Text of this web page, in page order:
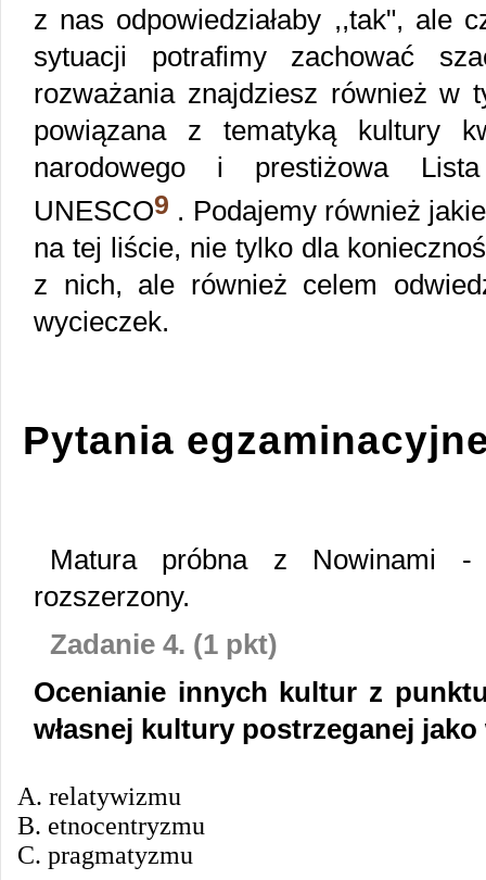
z nas odpowiedziałaby ,,tak", ale
sytuacji potrafimy zachować
rozważania znajdziesz również w
powiązana z tematyką kultury
narodowego i prestiżowa
UNESCO9 . Podajemy również
na tej liście, nie tylko dla
z nich, ale również celem
wycieczek.
Pytania
Matura próbna z Nowinami -
rozszerzony.
Zadanie 4. (1 pkt)
Ocenianie innych kultur z
własnej kultury postrzeganej
A. relatywizmu
B. etnocentryzmu
C. pragmatyzmu